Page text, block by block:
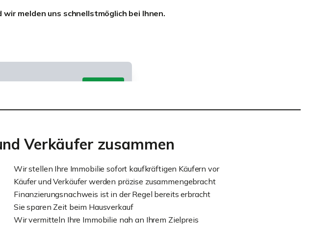
wir melden uns schnellstmöglich bei Ihnen.
Verkäufer zusammen
Wir stellen Ihre Immobilie sofort kaufkräftigen Käufern vor
Käufer und Verkäufer werden präzise zusammengebracht
Finanzierungsnachweis ist in der Regel bereits erbracht
Sie sparen Zeit beim Hausverkauf
Wir vermitteln Ihre Immobilie nah an Ihrem Zielpreis